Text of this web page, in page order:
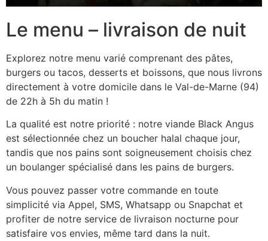
Le menu – livraison de nuit
Explorez notre menu varié comprenant des pâtes,
burgers ou tacos, desserts et boissons, que nous livrons
directement à votre domicile dans le Val-de-Marne (94)
de 22h à 5h du matin !
La qualité est notre priorité : notre viande Black Angus
est sélectionnée chez un boucher halal chaque jour,
tandis que nos pains sont soigneusement choisis chez
un boulanger spécialisé dans les pains de burgers.
Vous pouvez passer votre commande en toute
simplicité via Appel, SMS, Whatsapp ou Snapchat et
profiter de notre service de livraison nocturne pour
satisfaire vos envies, même tard dans la nuit.